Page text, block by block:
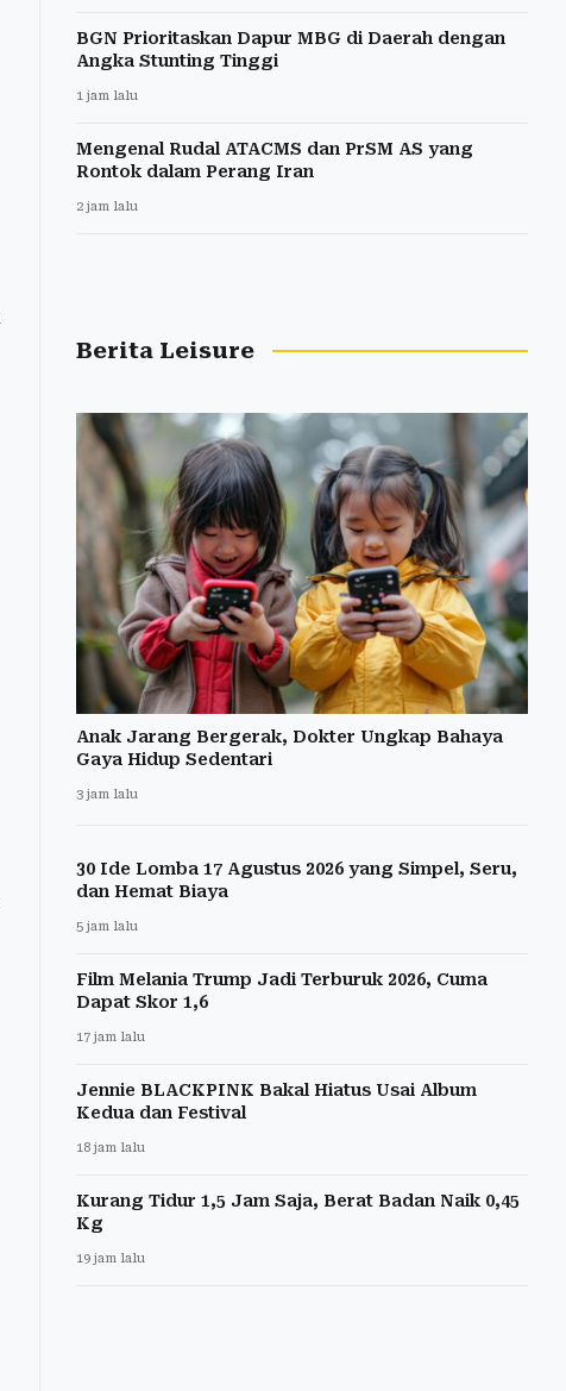
BGN Prioritaskan Dapur MBG di Daerah dengan
Angka Stunting Tinggi
1 jam lalu
Mengenal Rudal ATACMS dan PrSM AS yang
Rontok dalam Perang Iran
2 jam lalu
Berita Leisure
Anak Jarang Bergerak, Dokter Ungkap Bahaya
Gaya Hidup Sedentari
3 jam lalu
30 Ide Lomba 17 Agustus 2026 yang Simpel, Seru,
dan Hemat Biaya
5 jam lalu
Film Melania Trump Jadi Terburuk 2026, Cuma
Dapat Skor 1,6
17 jam lalu
Jennie BLACKPINK Bakal Hiatus Usai Album
Kedua dan Festival
18 jam lalu
Kurang Tidur 1,5 Jam Saja, Berat Badan Naik 0,45
Kg
19 jam lalu